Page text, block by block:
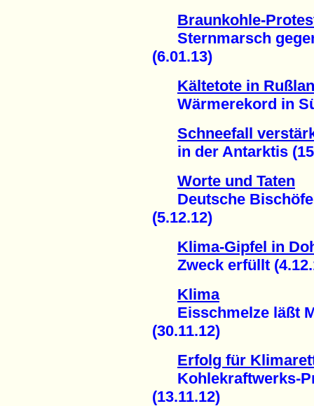
Braunkohle-
Sternmarsch
(6.01.13)
Kältetote in
Wärmerekord in
Schneefall
in der Antarktis
Worte und Taten
Deutsche Bischöfe
(5.12.12)
Klima-Gipfel in
Zweck erfüllt
Klima
Eisschmelze läßt
(30.11.12)
Erfolg für
Kohlekraftwerks-
(13.11.12)